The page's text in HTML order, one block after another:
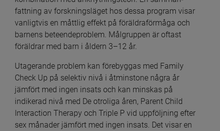
fattning av forskningsläget hos dessa program visar
vanligtvis en måttlig effekt på föräldra­förmåga och
barnens beteende­problem. Målgruppen är oftast
föräldrar med barn i åldern 3–12 år.
Utagerande problem kan förebyggas med Family
Check Up på selektiv nivå i åtminstone några år
jämfört med ingen insats och kan minskas på
indikerad nivå med De otroliga åren, Parent Child
Interaction Therapy och Triple P vid uppföljning efter
sex månader jämfört med ingen insats. Det visar en